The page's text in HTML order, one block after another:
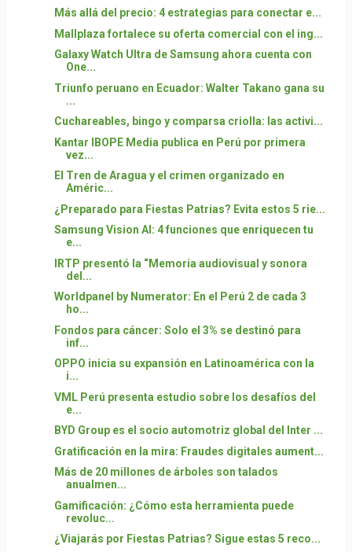
Más allá del precio: 4 estrategias para conectar e...
Mallplaza fortalece su oferta comercial con el ing...
Galaxy Watch Ultra de Samsung ahora cuenta con
One...
Triunfo peruano en Ecuador: Walter Takano gana su
...
Cuchareables, bingo y comparsa criolla: las activi...
Kantar IBOPE Media publica en Perú por primera
vez...
El Tren de Aragua y el crimen organizado en
Améric...
¿Preparado para Fiestas Patrias? Evita estos 5 rie...
Samsung Vision AI: 4 funciones que enriquecen tu
e...
IRTP presentó la “Memoria audiovisual y sonora
del...
Worldpanel by Numerator: En el Perú 2 de cada 3
ho...
Fondos para cáncer: Solo el 3% se destinó para
inf...
OPPO inicia su expansión en Latinoamérica con la
i...
VML Perú presenta estudio sobre los desafíos del
e...
BYD Group es el socio automotriz global del Inter ...
Gratificación en la mira: Fraudes digitales aument...
Más de 20 millones de árboles son talados
anualmen...
Gamificación: ¿Cómo esta herramienta puede
revoluc...
¿Viajarás por Fiestas Patrias? Sigue estas 5 reco...